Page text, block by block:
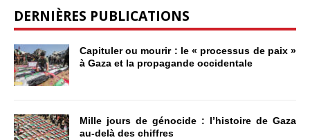
DERNIÈRES PUBLICATIONS
Capituler ou mourir : le « processus de paix »
à Gaza et la propagande occidentale
Mille jours de génocide : l’histoire de Gaza
au-delà des chiffres